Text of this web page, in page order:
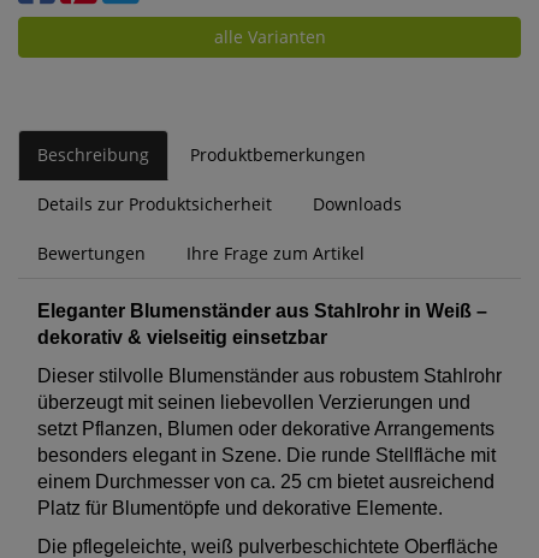
alle Varianten
Beschreibung Produktbemerkungen
Details zur Produktsicherheit Downloads
Bewertungen Ihre Frage zum Artikel
Eleganter Blumenständer aus Stahlrohr in Weiß –
dekorativ & vielseitig einsetzbar
Dieser stilvolle Blumenständer aus robustem Stahlrohr
überzeugt mit seinen liebevollen Verzierungen und
setzt Pflanzen, Blumen oder dekorative Arrangements
besonders elegant in Szene. Die runde Stellfläche mit
einem Durchmesser von ca. 25 cm bietet ausreichend
Platz für Blumentöpfe und dekorative Elemente.
Die pflegeleichte, weiß pulverbeschichtete Oberfläche